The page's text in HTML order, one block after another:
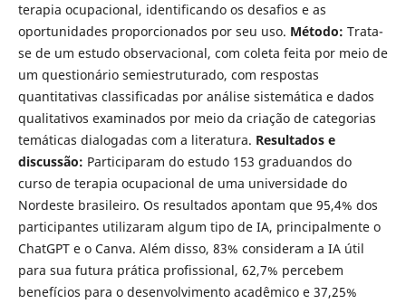
terapia ocupacional, identificando os desafios e as
oportunidades proporcionados por seu uso. Método: Trata-
se de um estudo observacional, com coleta feita por meio de
um questionário semiestruturado, com respostas
quantitativas classificadas por análise sistemática e dados
qualitativos examinados por meio da criação de categorias
temáticas dialogadas com a literatura. Resultados e
discussão: Participaram do estudo 153 graduandos do
curso de terapia ocupacional de uma universidade do
Nordeste brasileiro. Os resultados apontam que 95,4% dos
participantes utilizaram algum tipo de IA, principalmente o
ChatGPT e o Canva. Além disso, 83% consideram a IA útil
para sua futura prática profissional, 62,7% percebem
benefícios para o desenvolvimento acadêmico e 37,25%